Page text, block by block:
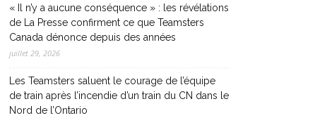
« Il n’y a aucune conséquence » : les révélations
de La Presse confirment ce que Teamsters
Canada dénonce depuis des années
juillet 29, 2026
Les Teamsters saluent le courage de l’équipe
de train après l’incendie d’un train du CN dans le
Nord de l’Ontario